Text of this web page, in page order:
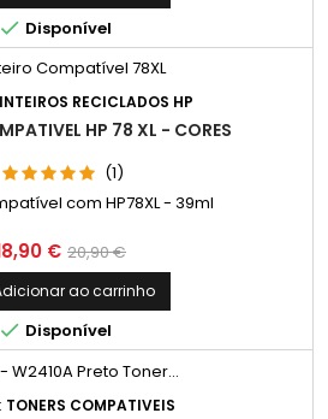
 Disponível
RECICLADOS HP
HP 78 XL - CORES
(1)
com HP78XL - 39ml
€ Preço
normal
20,90 €
ao carrinho
 Disponível
TONERS COMPATIVEIS